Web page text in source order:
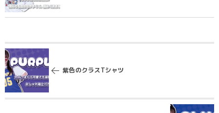
紫色のクラスTシャツ